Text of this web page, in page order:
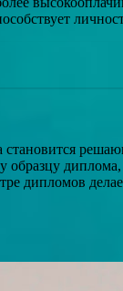
становится
дипломов